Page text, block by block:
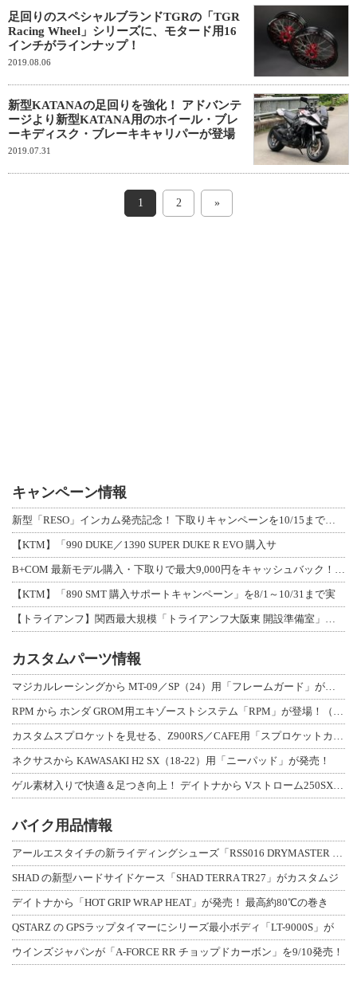
足回りのスペシャルブランドTGRの「TGR
Racing Wheel」シリーズに、モタード用16
インチがラインナップ！
2019.08.06
新型KATANAの足回りを強化！ アドバンテ
ージより新型KATANA用のホイール・ブレ
ーキディスク・ブレーキキャリパーが登場
2019.07.31
1 2 »
キャンペーン情報
新型「RESO」インカム発売記念！ 下取りキャンペーンを10/15まで延長して開
【KTM】「990 DUKE／1390 SUPER DUKE R EVO 購入サ
B+COM 最新モデル購入・下取りで最大9,000円をキャッシュバック！「B+F
【KTM】「890 SMT 購入サポートキャンペーン」を8/1～10/31まで実
【トライアンフ】関西最大規模「トライアンフ大阪東 開設準備室」がオープン！ 限定
カスタムパーツ情報
マジカルレーシングから MT-09／SP（24）用「フレームガード」が登場！
RPM から ホンダ GROM用エキゾーストシステム「RPM」が登場！（動画あり
カスタムスプロケットを見せる、Z900RS／CAFE用「スプロケットカバーフルキ
ネクサスから KAWASAKI H2 SX（18-22）用「ニーパッド」が発売！
ゲル素材入りで快適＆足つき向上！ デイトナから Vストローム250SX用「快適ロ
バイク用品情報
アールエスタイチの新ライディングシューズ「RSS016 DRYMASTER スト
SHAD の新型ハードサイドケース「SHAD TERRA TR27」がカスタムジ
デイトナから「HOT GRIP WRAP HEAT」が発売！ 最高約80℃の巻き
QSTARZ の GPSラップタイマーにシリーズ最小ボディ「LT-9000S」が
ウインズジャパンが「A-FORCE RR チョップドカーボン」を9/10発売！